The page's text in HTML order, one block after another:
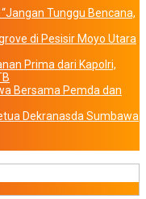
Tunggu Bencana,
di Pesisir Moyo Utara
Prima dari Kapolri,
Bersama Pemda dan
Dekranasda Sumbawa